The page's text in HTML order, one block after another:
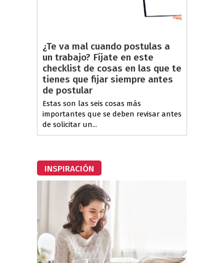
¿Te va mal cuando postulas a
un trabajo? Fíjate en este
checklist de cosas en las que te
tienes que fijar siempre antes
de postular
Estas son las seis cosas más
importantes que se deben revisar antes
de solicitar un...
INSPIRACIÓN